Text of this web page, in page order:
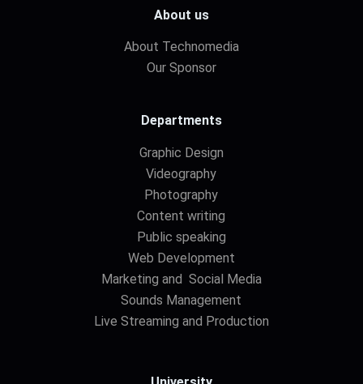
About us
About Technomedia
Our Sponsor
Departments
Graphic Design
Videography
Photography
Content writing
Public speaking
Web Development
Marketing and Social Media
Sounds Management
Live Streaming and Production